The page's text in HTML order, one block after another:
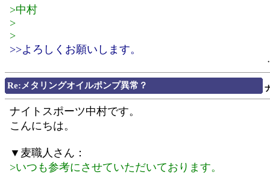
>中村
>
>
>>よろしくお願いします。
Re:メタリングオイルポンプ異常？
ナイトスポーツ中村です。
こんにちは。
▼麦職人さん：
>いつも参考にさせていただいております。